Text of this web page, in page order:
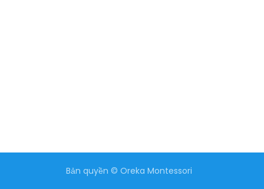
Bản quyền © Oreka Montessori